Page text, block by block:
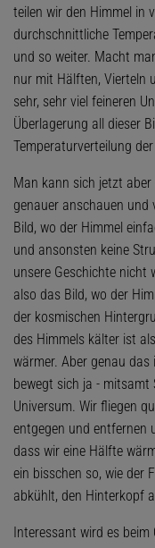
teilen wir den Himmel in
durchschnittliche
und so weiter. Macht
nur mit Hälften, Vierteln
sehr, sehr viel feineren
Überlagerung all dieser
Temperaturverteilung
Man kann sich jetzt
genauer anschauen
Bild, wo der Himmel
und ansonsten keine
unsere Geschichte nicht
also das Bild, wo der
der kosmischen
des Himmels kälter ist
wärmer. Aber genau
bewegt sich ja -
Universum. Wir fliegen
entgegen und entfernen
dass wir eine Hälfte
ein bisschen so, wie der
abkühlt, den Hinterkopf
Interessant wird es